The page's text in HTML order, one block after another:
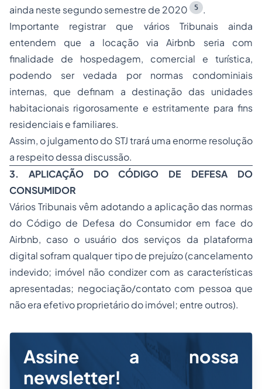
ainda neste segundo semestre de 2020
5
.
Importante registrar que vários Tribunais ainda
entendem que a locação via Airbnb seria com
finalidade de hospedagem, comercial e turística,
podendo ser vedada por normas condominiais
internas, que definam a destinação das unidades
habitacionais rigorosamente e estritamente para fins
residenciais e familiares.
Assim, o julgamento do STJ trará uma enorme resolução
a respeito dessa discussão.
3. APLICAÇÃO DO CÓDIGO DE DEFESA DO
CONSUMIDOR
Vários Tribunais vêm adotando a aplicação das normas
do Código de Defesa do Consumidor em face do
Airbnb, caso o usuário dos serviços da plataforma
digital sofram qualquer tipo de prejuízo (cancelamento
indevido; imóvel não condizer com as características
apresentadas; negociação/contato com pessoa que
não era efetivo proprietário do imóvel; entre outros).
Assine a nossa
newsletter!